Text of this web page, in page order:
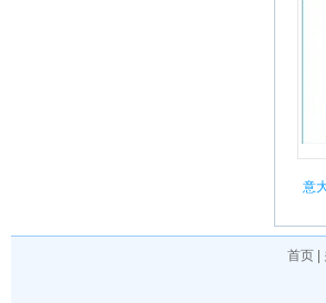
意
首页